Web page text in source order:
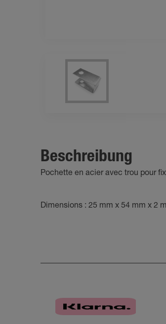
Beschreibung
Pochette en acier avec trou pour
Dimensions : 25 mm x 54 mm x 2